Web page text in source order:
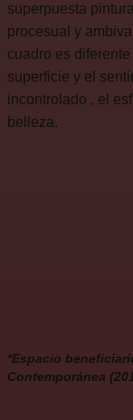
superpuesta
procesual y
cuadro es
superficie y el
incontrolado , el
belleza.
*Espacio
Contemporánea